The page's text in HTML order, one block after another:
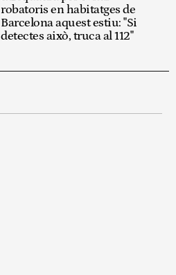
robatoris en habitatges de
Barcelona aquest estiu: "Si
detectes això, truca al 112"